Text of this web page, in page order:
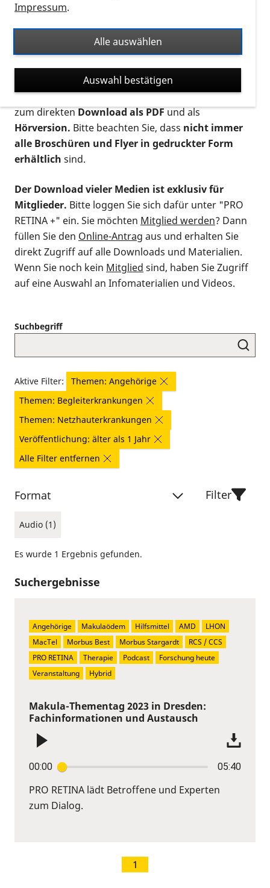
Ort. Nutzen Sie den Formatfilter, um ausschließlich
nach Flyern und Broschüren, Audios oder Videos zu
suchen. Die meisten Flyer und Broschüren werden in
verschiedenen Formaten angeboten: zur
postalischen Bestellung als gedruckte Variante
zum direktenDownload als PDFund als
Hörversion. Bitte beachten Sie, dass nicht immer
alle Broschüren und Flyer in gedruckter Form
erhältlich sind.
Der Download vieler Medien ist exklusiv für
Mitglieder. Bitte loggen Sie sich dafür unter "PRO
RETINA +" ein. Sie möchten Mitglied werden? Dann
füllen Sie den Online-Antrag aus und erhalten Sie
direkt Zugriff auf alle Downloads und Materialien.
Wenn Sie noch kein Mitglied sind, haben Sie Zugriff
auf eine Auswahl an Infomaterialien und Videos.
Suchbegriff
Aktive Filter:
Themen: Angehörige
Themen: Begleiterkrankungen
Themen: Netzhauterkrankungen
Veröffentlichung: älter als 1 Jahr
Alle Filter entfernen
Format
Audio (1)
Filter
Es wurde 1 Ergebnis gefunden.
Suchergebnisse
Makula-Thementag 2023 in Dresden:
Fachinformationen und Austausch
00:00 05:40
PRO RETINA lädt Betroffene und Experten
zum Dialog.
Angehörige Makulaödem Hilfsmittel AMD
LHON
MacTel
Morbus Best Morbus Stargardt
RCS / CCS
PRO RETINA
Therapie Podcast
Forschung heute
Veranstaltung
Hybrid
1
Impressum.
Alle auswählen
Auswahl bestätigen